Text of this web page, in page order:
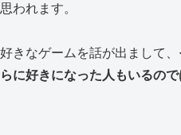
思われます。
好きなゲームを話が出まして、
らに好きになった人もいるので